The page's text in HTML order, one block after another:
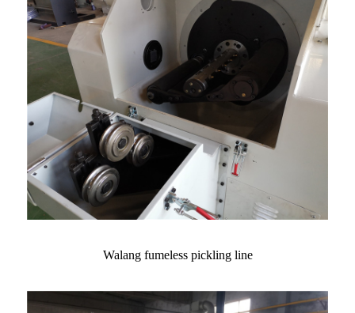
Walang fumeless pickling line